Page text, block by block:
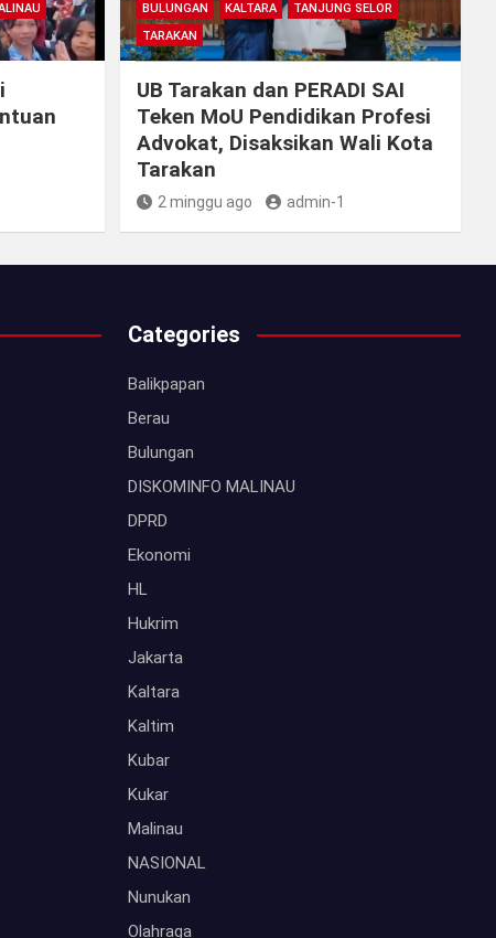
BULUNGAN KALTARA
TANJUNG SELOR
TARAKAN
UB Tarakan dan PERADI SAI
Teken MoU Pendidikan Profesi
Advokat, Disaksikan Wali Kota
Tarakan
2 minggu ago admin-1
Categories
Balikpapan
Berau
Bulungan
DISKOMINFO MALINAU
DPRD
Ekonomi
HL
Hukrim
Jakarta
Kaltara
Kaltim
Kubar
Kukar
Malinau
NASIONAL
Nunukan
Olahraga